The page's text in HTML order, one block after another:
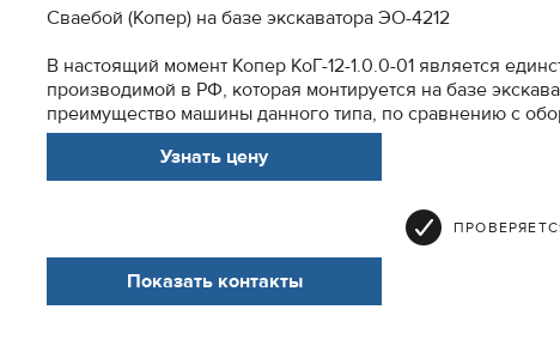
Сваебой (Копер) на базе экскаватора ЭО-4212
В настоящий момент Копер КоГ-12-1.0.0-01 является
производимой в РФ, которая монтируется на базе
преимущество машины данного типа, по сравнению с
Узнать цену
Показать контакты